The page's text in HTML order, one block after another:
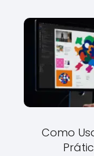
Como